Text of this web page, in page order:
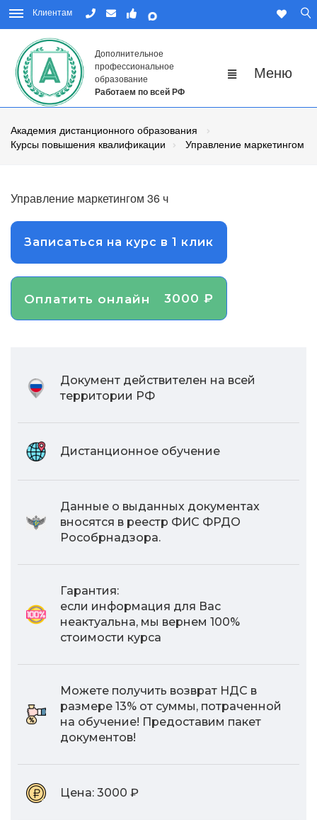
Клиентам
Дополнительное
профессиональное
образование
Работаем по всей РФ
Академия дистанционного образования
Курсы повышения квалификации
Управление маркетингом
Управление маркетингом 36 ч
Записаться на курс в 1 клик
Оплатить онлайн 3000 ₽
Документ действителен на всей
территории РФ
Дистанционное обучение
Данные о выданных документах
вносятся в реестр ФИС ФРДО
Рособрнадзора.
Гарантия:
если информация для Вас
неактуальна, мы вернем 100%
стоимости курса
Можете получить возврат НДС в
размере 13% от суммы, потраченной
на обучение! Предоставим пакет
документов!
Цена: 3000 ₽